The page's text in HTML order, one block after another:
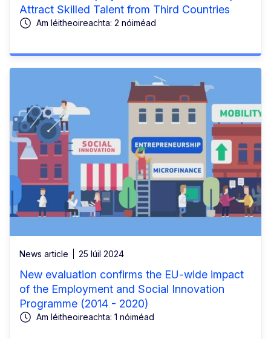
Attract Skilled Talent from Third Countries
Am léitheoireachta: 2 nóiméad
News article 25 Iúil 2024
New evaluation confirms the EU-wide impact
of the Employment and Social Innovation
Programme (2014 - 2020)
Am léitheoireachta: 1 nóiméad